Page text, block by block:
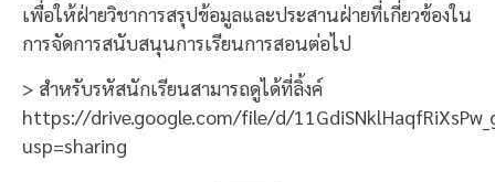
เพื่อให้ฝ่ายวิชาการสรุปข้อมูลและประสานฝ่ายที่เกี่ยวข้องใน
การจัดการสนับสนุนการเรียนการสอนต่อไป
> สำหรับรหัสนักเรียนสามารถดูได้ที่ลิ้งค์
https://drive.google.com/file/d/
usp=sharing